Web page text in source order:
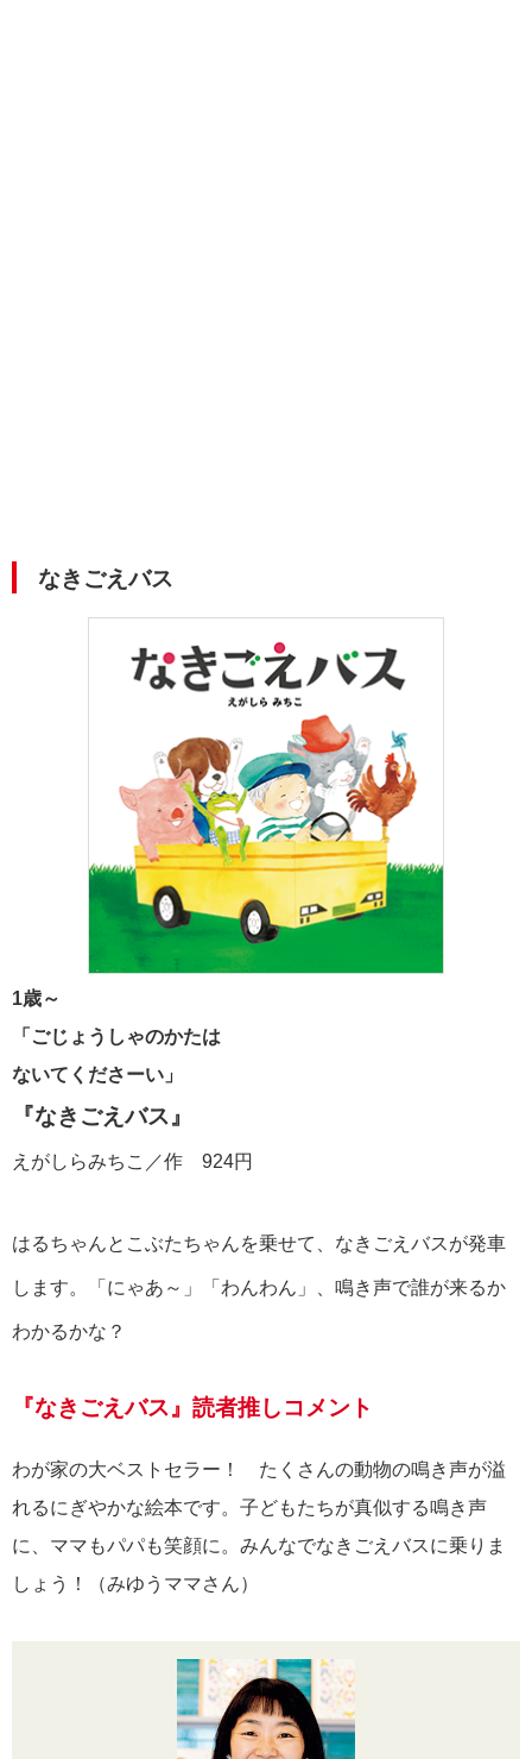
なきごえバス
1歳～
「ごじょうしゃのかたは
ないてくださーい」
『なきごえバス』
えがしらみちこ／作 924円
はるちゃんとこぶたちゃんを乗せて、なきごえバスが発車
します。「にゃあ～」「わんわん」、鳴き声で誰が来るか
わかるかな？
『なきごえバス』読者推しコメント
わが家の大ベストセラー！ たくさんの動物の鳴き声が溢
れるにぎやかな絵本です。子どもたちが真似する鳴き声
に、ママもパパも笑顔に。みんなでなきごえバスに乗りま
しょう！（みゆうママさん）